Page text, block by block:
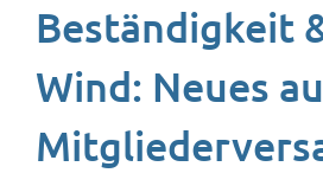
Beständigkeit
Wind: Neues